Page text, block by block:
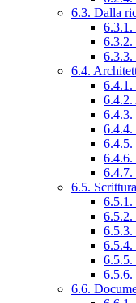
6.3. Dalla
6.3.1.
6.3.2.
6.3.3.
6.4.
6.4.1.
6.4.2.
6.4.3.
6.4.4.
6.4.5.
6.4.6.
6.4.7.
6.5.
6.5.1.
6.5.2.
6.5.3.
6.5.4.
6.5.5.
6.5.6.
6.6.